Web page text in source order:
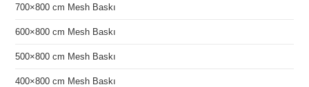
700×800 cm Mesh Baskı
600×800 cm Mesh Baskı
500×800 cm Mesh Baskı
400×800 cm Mesh Baskı